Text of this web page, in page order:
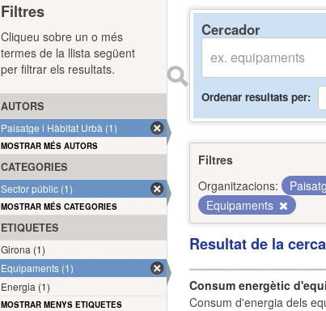
Cercador
Ordenar resultats per
Filtres
Organitzacions:
Equipaments
Resultat de la
Consum energètic
Consum d'energia dels
Filtres
Cliqueu sobre un o més
termes de la llista següent
per filtrar els resultats.
AUTORS
Paisatge i Hàbitat Urbà (1)
MOSTRAR MÉS AUTORS
CATEGORIES
Sector públic (1)
MOSTRAR MÉS CATEGORIES
ETIQUETES
Girona (1)
Equipaments (1)
Energia (1)
MOSTRAR MENYS ETIQUETES